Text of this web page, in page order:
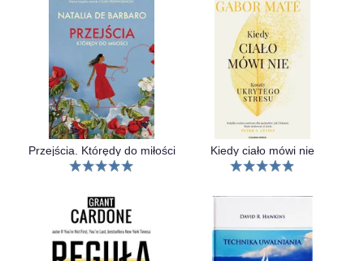
Przejścia. Którędy do miłości Kiedy ciało mówi nie